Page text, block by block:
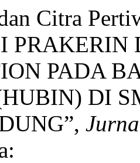
Citra
PRAKERIN
PADA
DI